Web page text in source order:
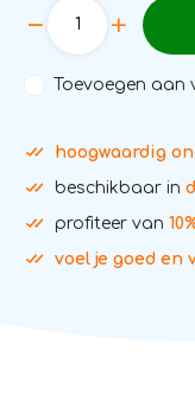
Toevoegen aan
hoogwaardig
beschikbaar in
profiteer van
voel je goed en